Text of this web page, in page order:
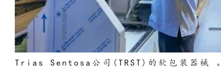
Trias Sentosa公司(TRST)的软包装器械